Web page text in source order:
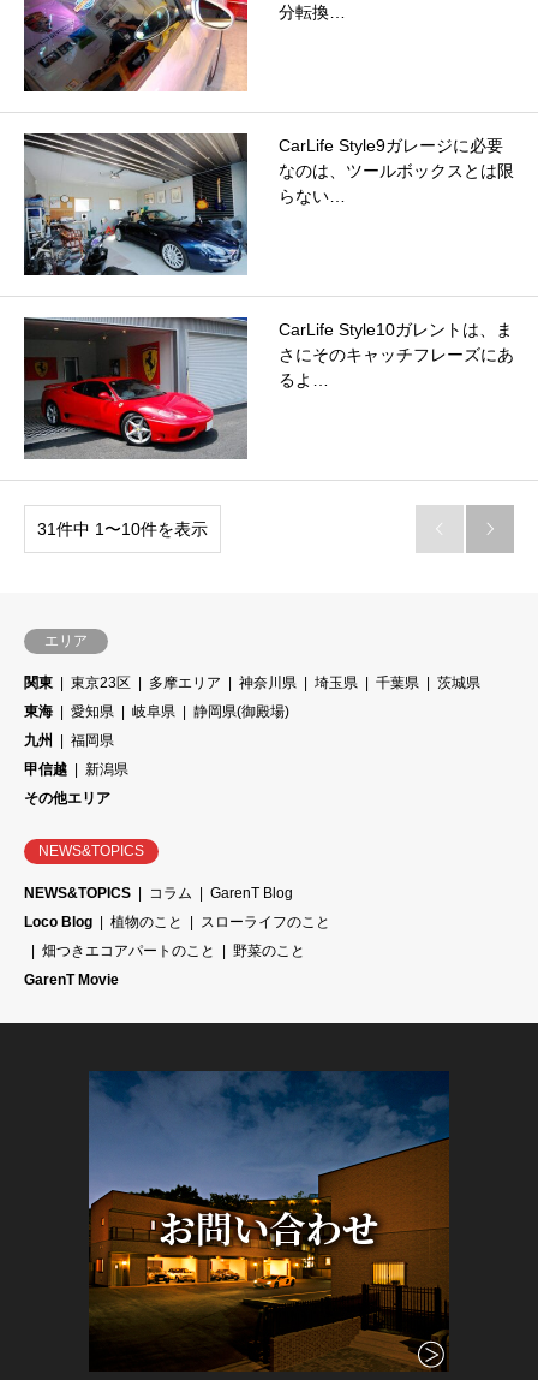
分転換…
CarLife Style9ガレージに必要
なのは、ツールボックスとは限
らない…
CarLife Style10ガレントは、ま
さにそのキャッチフレーズにあ
るよ…
31件中 1〜10件を表示  
エリア
関東 東京23区 多摩エリア 神奈川県 埼玉県 千葉県
茨城県
東海
愛知県 岐阜県
静岡県(御殿場)
九州
福岡県
甲信越
新潟県
その他エリア
NEWS&TOPICS
NEWS&TOPICS コラム
GarenT Blog
Loco Blog
植物のこと
スローライフのこと
畑つきエコアパートのこと
野菜のこと
GarenT Movie